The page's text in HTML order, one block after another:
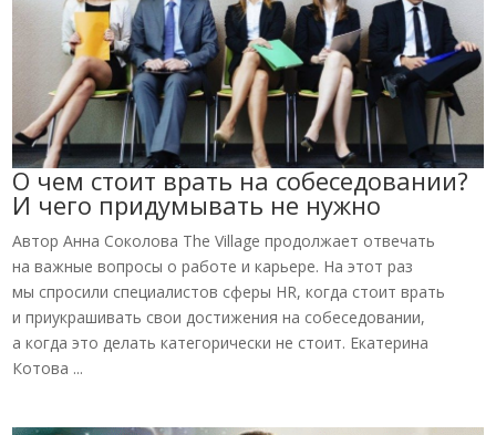
О чем стоит врать на собеседовании?
И чего придумывать не нужно
Автор Анна Соколова The Village продолжает отвечать
на важные вопросы о работе и карьере. На этот раз
мы спросили специалистов сферы HR, когда стоит врать
и приукрашивать свои достижения на собеседовании,
а когда это делать категорически не стоит. Екатерина
Котова ...